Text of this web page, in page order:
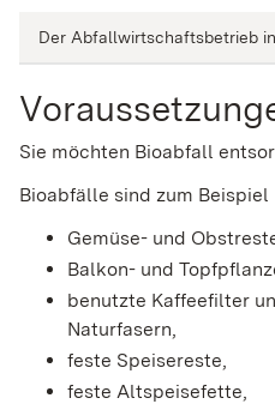
Der Abfallwirtschaftsbetrieb
Sie möchten Bioabfall
Bioabfälle sind zum Beispiel
Gemüse- und
Balkon- und
benutzte Kaffeefilter
Naturfasern,
feste Speisereste,
feste Altspeisefette,